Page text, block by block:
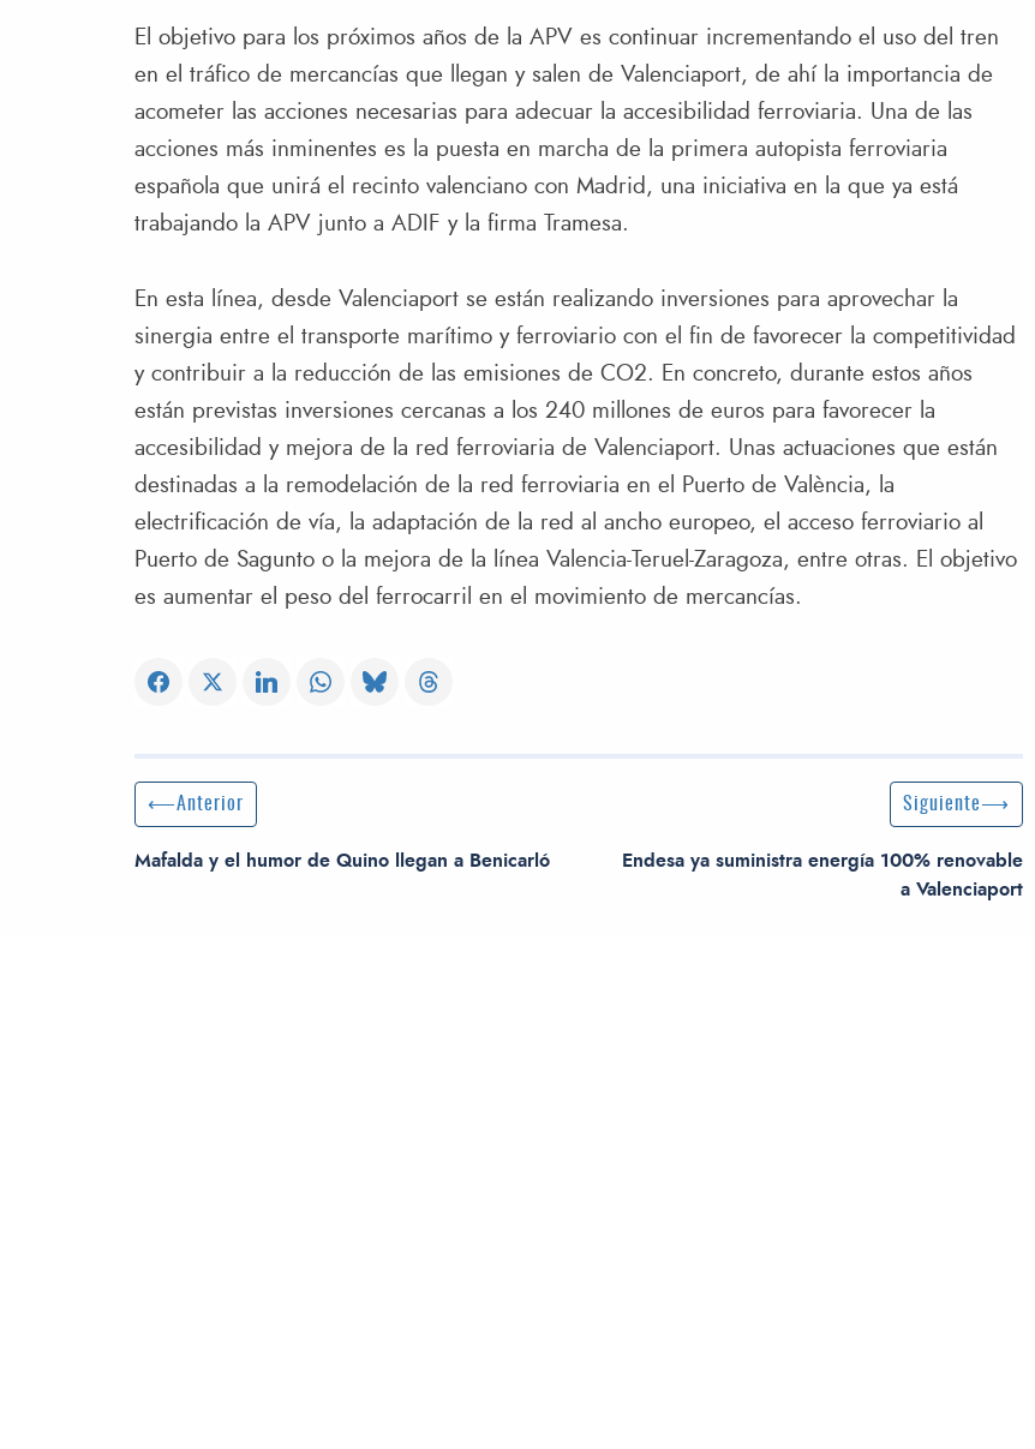
El objetivo para los próximos años de la APV es continuar incrementando el uso del tren
en el tráfico de mercancías que llegan y salen de Valenciaport, de ahí la importancia de
acometer las acciones necesarias para adecuar la accesibilidad ferroviaria. Una de las
acciones más inminentes es la puesta en marcha de la primera autopista ferroviaria
española que unirá el recinto valenciano con Madrid, una iniciativa en la que ya está
trabajando la APV junto a ADIF y la firma Tramesa.
En esta línea, desde Valenciaport se están realizando inversiones para aprovechar la
sinergia entre el transporte marítimo y ferroviario con el fin de favorecer la competitividad
y contribuir a la reducción de las emisiones de CO2. En concreto, durante estos años
están previstas inversiones cercanas a los 240 millones de euros para favorecer la
accesibilidad y mejora de la red ferroviaria de Valenciaport. Unas actuaciones que están
destinadas a la remodelación de la red ferroviaria en el Puerto de València, la
electrificación de vía, la adaptación de la red al ancho europeo, el acceso ferroviario al
Puerto de Sagunto o la mejora de la línea Valencia-Teruel-Zaragoza, entre otras. El objetivo
es aumentar el peso del ferrocarril en el movimiento de mercancías.
Navegación de entradas
Entrada anterior:
Anterior
Mafalda y el humor de Quino llegan a Benicarló
Siguiente entrada
Siguiente
Endesa ya suministra energía 100% renovable
a Valenciaport